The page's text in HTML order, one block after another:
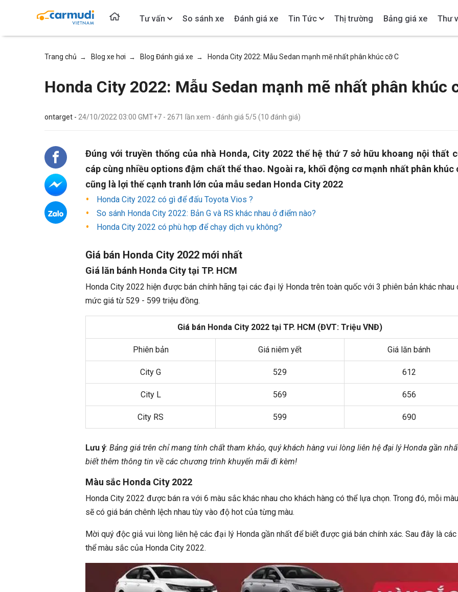
Tư vấn So sánh xe Đánh giá xe Tin Tức Thị trường Bảng giá xe Thư
Trang chủ → Blog xe hơi → Blog Đánh giá xe → Honda City 2022: Mẫu Sedan mạnh mẽ nhất phân khúc cỡ C
Honda City 2022: Mẫu Sedan mạnh mẽ nhất phân khúc
ontarget - 24/10/2022 03:00 GMT+7 - 2671 lần xem - đánh giá 5/5 (10 đánh giá)
Đúng với truyền thống của nhà Honda, City 2022 thế hệ thứ 7 sở hữu khoang nội thất
cáp cùng nhiều options đậm chất thể thao. Ngoài ra, khối động cơ mạnh nhất phân khúc
cũng là lợi thế cạnh tranh lớn của mẫu sedan Honda City 2022
Honda City 2022 có gì để đấu Toyota Vios ?
So sánh Honda City 2022: Bản G và RS khác nhau ở điểm nào?
Honda City 2022 có phù hợp để chạy dịch vụ không?
Giá bán Honda City 2022 mới nhất
Giá lăn bánh Honda City tại TP. HCM
Honda City 2022 hiện được bán chính hãng tại các đại lý Honda trên toàn quốc với 3 phiên bản khác nhau
mức giá từ 529 - 599 triệu đồng.
Giá bán Honda City 2022 tại TP. HCM (ĐVT: Triệu VNĐ)
Phiên bản Giá niêm yết Giá lăn bánh
City G 529 612
City L 569 656
City RS 599 690
Lưu ý: Bảng giá trên chỉ mang tính chất tham khảo, quý khách hàng vui lòng liên hệ đại lý Honda gần
biết thêm thông tin về các chương trình khuyến mãi đi kèm!
Màu sắc Honda City 2022
Honda City 2022 được bán ra với 6 màu sắc khác nhau cho khách hàng có thể lựa chọn. Trong đó, mỗi
sẽ có giá bán chênh lệch nhau tùy vào độ hot của từng màu.
Mời quý độc giả vui lòng liên hệ các đại lý Honda gần nhất để biết được giá bán chính xác. Sau đây là
thể màu sắc của Honda City 2022.